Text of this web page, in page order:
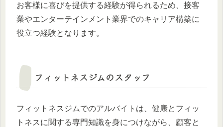
お客様に喜びを提供する経験が得られるため、接客
業やエンターテインメント業界でのキャリア構築に
役立つ経験となります。
フィットネスジムのスタッフ
フィットネスジムでのアルバイトは、健康とフィッ
トネスに関する専門知識を身につけながら、顧客と